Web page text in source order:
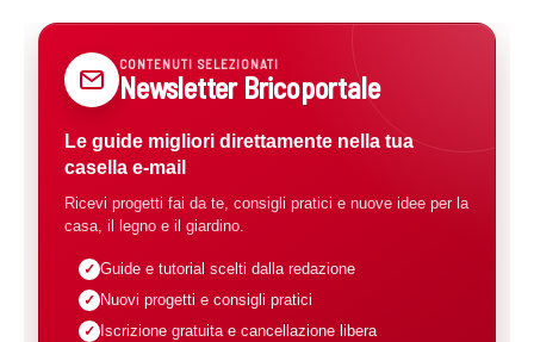
CONTENUTI SELEZIONATI
Newsletter Bricoportale
Le guide migliori direttamente nella tua
casella e-mail
Ricevi progetti fai da te, consigli pratici e nuove idee per la
casa, il legno e il giardino.
Guide e tutorial scelti dalla redazione
Nuovi progetti e consigli pratici
Iscrizione gratuita e cancellazione libera